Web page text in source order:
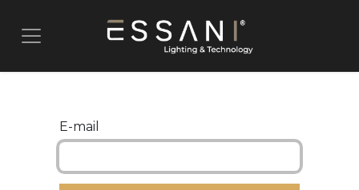
E-mail